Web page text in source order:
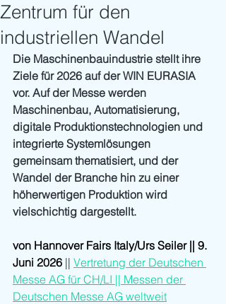
Zentrum für den
industriellen Wandel
Die Maschinenbauindustrie stellt ihre
Ziele für 2026 auf der WIN EURASIA
vor. Auf der Messe werden
Maschinenbau, Automatisierung,
digitale Produktionstechnologien und
integrierte Systemlösungen
gemeinsam thematisiert, und der
Wandel der Branche hin zu einer
höherwertigen Produktion wird
vielschichtig dargestellt.
von Hannover Fairs Italy/Urs Seiler || 9.
Juni 2026 || Vertretung der Deutschen
Messe AG für CH/LI || Messen der
Deutschen Messe AG weltweit